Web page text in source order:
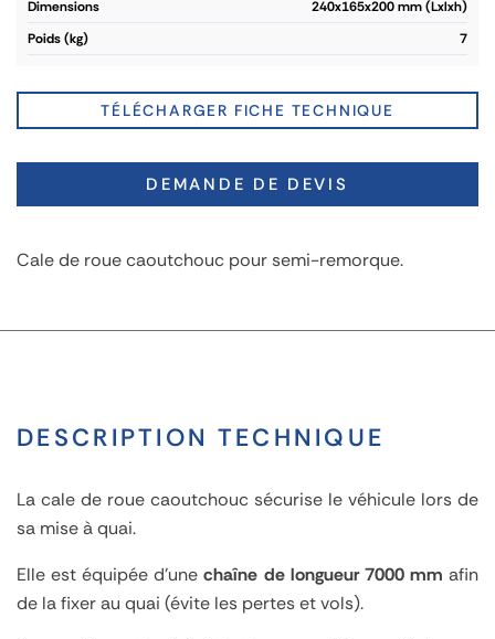
dimensions
240x165x200 mm (Lxlxh)
poids (kg)
7
TÉLÉCHARGER FICHE TECHNIQUE
DEMANDE DE DEVIS
Cale de roue caoutchouc pour semi-remorque.
DESCRIPTION TECHNIQUE
La cale de roue caoutchouc sécurise le véhicule lors de
sa mise à quai.
Elle est équipée d'unechaîne de longueur 7000 mm afin
de la fixer au quai (évite les pertes et vols).